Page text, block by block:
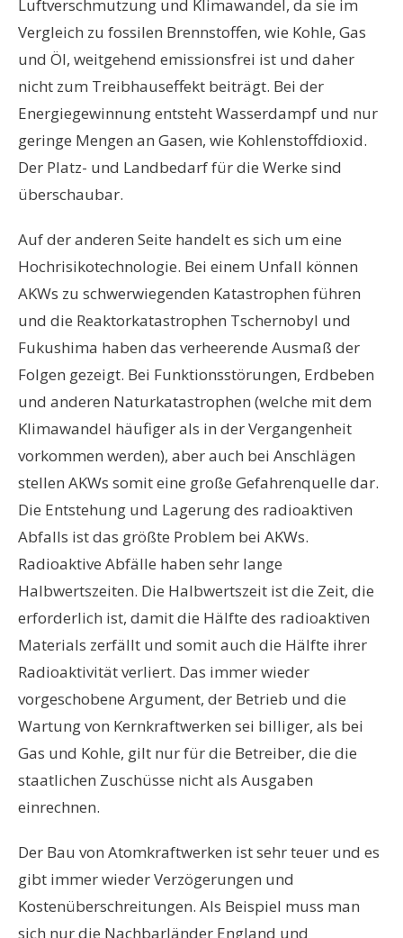
Luftverschmutzung und Klimawandel, da sie im
Vergleich zu fossilen Brennstoffen, wie Kohle, Gas
und Öl, weitgehend emissionsfrei ist und daher
nicht zum Treibhauseffekt beiträgt. Bei der
Energiegewinnung entsteht Wasserdampf und nur
geringe Mengen an Gasen, wie Kohlenstoffdioxid.
Der Platz- und Landbedarf für die Werke sind
überschaubar.
Auf der anderen Seite handelt es sich um eine
Hochrisikotechnologie. Bei einem Unfall können
AKWs zu schwerwiegenden Katastrophen führen
und die Reaktorkatastrophen Tschernobyl und
Fukushima haben das verheerende Ausmaß der
Folgen gezeigt. Bei Funktionsstörungen, Erdbeben
und anderen Naturkatastrophen (welche mit dem
Klimawandel häufiger als in der Vergangenheit
vorkommen werden), aber auch bei Anschlägen
stellen AKWs somit eine große Gefahrenquelle dar.
Die Entstehung und Lagerung des radioaktiven
Abfalls ist das größte Problem bei AKWs.
Radioaktive Abfälle haben sehr lange
Halbwertszeiten. Die Halbwertszeit ist die Zeit, die
erforderlich ist, damit die Hälfte des radioaktiven
Materials zerfällt und somit auch die Hälfte ihrer
Radioaktivität verliert. Das immer wieder
vorgeschobene Argument, der Betrieb und die
Wartung von Kernkraftwerken sei billiger, als bei
Gas und Kohle, gilt nur für die Betreiber, die die
staatlichen Zuschüsse nicht als Ausgaben
einrechnen.
Der Bau von Atomkraftwerken ist sehr teuer und es
gibt immer wieder Verzögerungen und
Kostenüberschreitungen. Als Beispiel muss man
sich nur die Nachbarländer England und